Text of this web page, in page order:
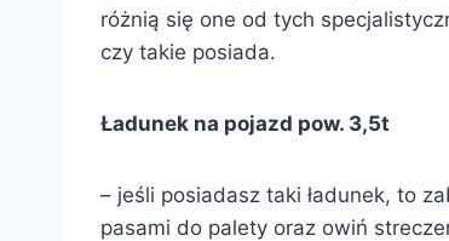
różnią się one od tych
czy takie posiada.
Ładunek na pojazd pow. 3,5t
– jeśli posiadasz taki ładunek, to
pasami do palety oraz owiń